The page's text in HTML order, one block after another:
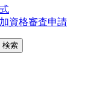
資格審査申請